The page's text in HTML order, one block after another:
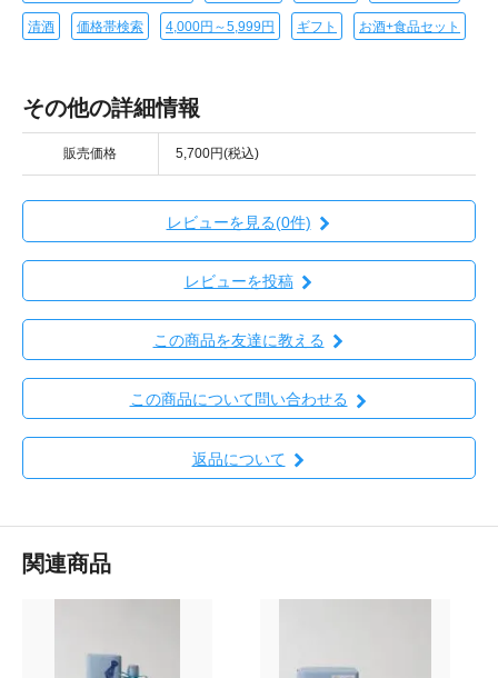
清酒 価格帯検索 4,000円～5,999円 ギフト お酒+食品セット
その他の詳細情報
販売価格 5,700円(税込)
レビューを見る(0件)
レビューを投稿
この商品を友達に教える
この商品について問い合わせる
返品について
関連商品